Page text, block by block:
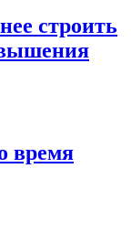
строить
время